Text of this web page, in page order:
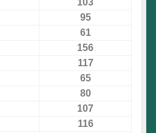
103
95
61
156
117
65
80
107
116